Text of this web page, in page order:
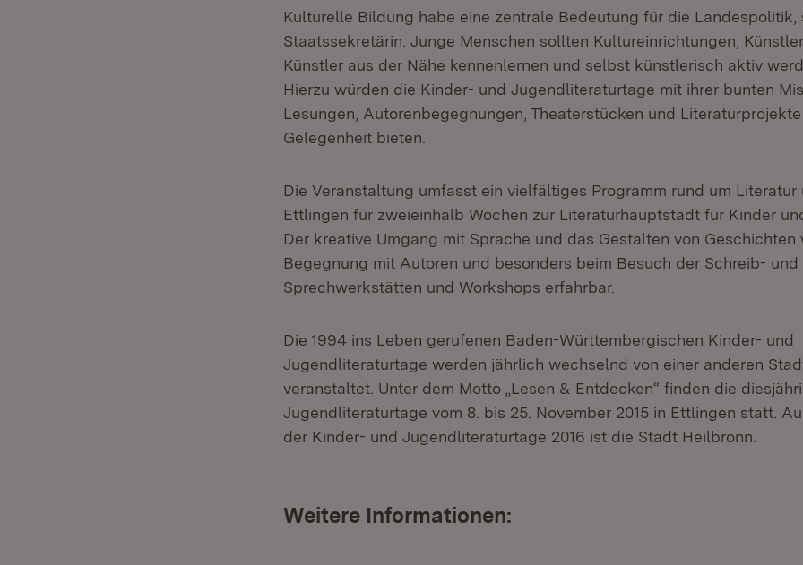
Kulturelle Bildung habe eine zentrale Bedeutung für die Landespolitik,
Staatssekretärin. Junge Menschen sollten Kultureinrichtungen,
Künstler aus der Nähe kennenlernen und selbst künstlerisch aktiv
Hierzu würden die Kinder- und Jugendliteraturtage mit ihrer bunten
Lesungen, Autorenbegegnungen, Theaterstücken und
Gelegenheit bieten.
Die Veranstaltung umfasst ein vielfältiges Programm rund um Literatur
Ettlingen für zweieinhalb Wochen zur Literaturhauptstadt für Kinder
Der kreative Umgang mit Sprache und das Gestalten von
Begegnung mit Autoren und besonders beim Besuch der Schreib- und
Sprechwerkstätten und Workshops erfahrbar.
Die 1994 ins Leben gerufenen Baden-Württembergischen Kinder- und
Jugendliteraturtage werden jährlich wechselnd von einer anderen
veranstaltet. Unter dem Motto „Lesen & Entdecken“ finden die
Jugendliteraturtage vom 8. bis 25. November 2015 in Ettlingen statt.
der Kinder- und Jugendliteraturtage 2016 ist die Stadt Heilbronn.
Weitere Informationen: